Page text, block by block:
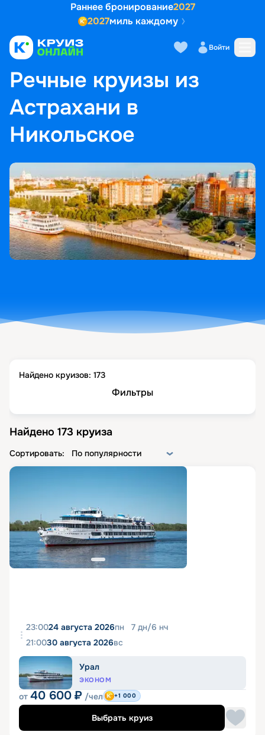
Раннее бронирование2027
2027миль каждому
Войти
ГЛАВНАЯ • ПОПУЛЯРНЫЕ НАПРАВЛЕНИЯ
РЕЧНЫЕ КРУИЗЫ ИЗ АСТРАХАНИ В НИКОЛЬСКОЕ
Речные круизы из
Астрахани в
Никольское
Найдено круизов: 173
Фильтры
Найдено 173 круиза
Сортировать: По популярности
23:0024 августа 2026пн 7 дн/6 нч
21:0030 августа 2026вс
Урал
ЭКОНОМ
от 40 600 ₽ /чел +1 000
Выбрать круиз